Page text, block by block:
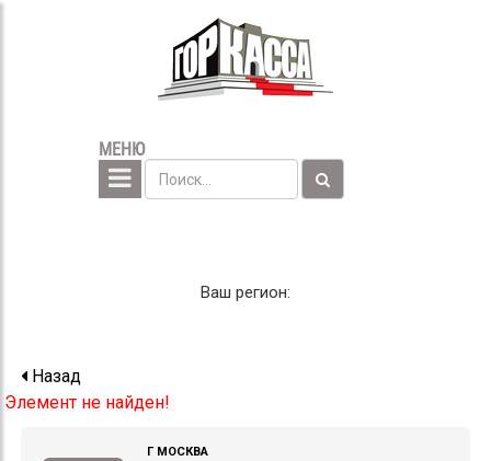
МЕНЮ
Ваш регион:
Назад
Элемент не найден!
Г МОСКВА